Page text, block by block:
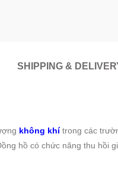
SHIPPING &
không khí trong các
hồ có chức năng thu hồi